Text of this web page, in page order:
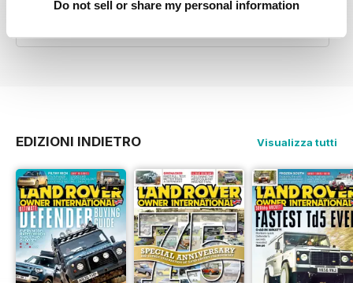
Do not sell or share my personal information
the best all round read
Recensito 20 marzo 2020
EDIZIONI INDIETRO Visualizza tutti